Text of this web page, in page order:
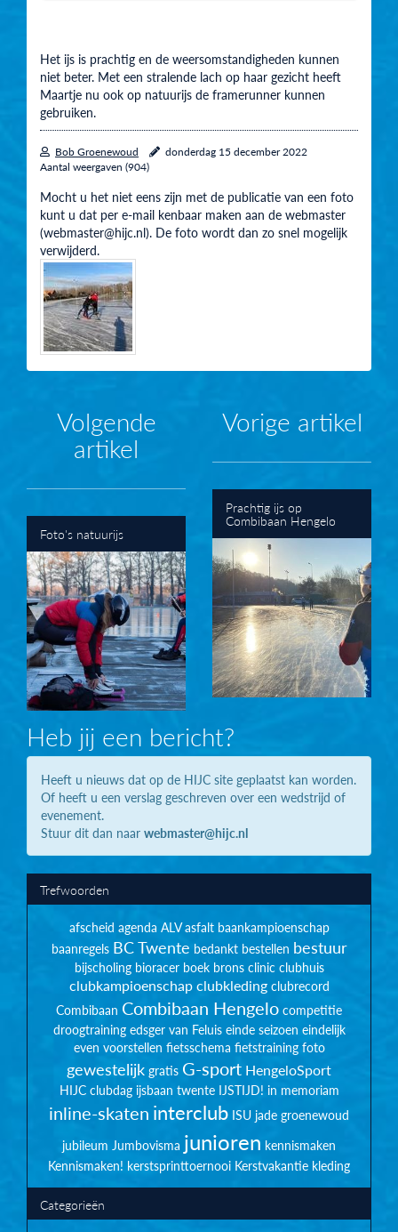
Het ijs is prachtig en de weersomstandigheden kunnen
niet beter. Met een stralende lach op haar gezicht heeft
Maartje nu ook op natuurijs de framerunner kunnen
gebruiken.
Bob Groenewoud
donderdag 15 december 2022
Aantal weergaven (904)
Mocht u het niet eens zijn met de publicatie van een foto
kunt u dat per e-mail kenbaar maken aan de webmaster
(webmaster@hijc.nl). De foto wordt dan zo snel mogelijk
verwijderd.
Volgende
artikel
Foto's natuurijs
Vorige artikel
Prachtig ijs op
Combibaan Hengelo
Heb jij een bericht?
Heeft u nieuws dat op de HIJC site geplaatst kan worden.
Of heeft u een verslag geschreven over een wedstrijd of
evenement.
Stuur dit dan naar webmaster@hijc.nl
Trefwoorden
afscheid agenda ALV asfalt baankampioenschap
baanregels BC Twente bedankt bestellen bestuur
bijscholing bioracer boek brons clinic clubhuis
clubkampioenschapclubkleding clubrecord
Combibaan Combibaan Hengelo competitie
droogtraining edsger van Feluis einde seizoen eindelijk
even voorstellen fietsschema fietstraining foto
gewestelijk gratis G-sport HengeloSport
HIJC clubdag ijsbaan twente IJSTIJD! in memoriam
inline-skaten interclub ISU jade groenewoud
jubileum Jumbovisma junioren kennismaken
Kennismaken! kerstsprinttoernooi Kerstvakantie kleding
Categorieën